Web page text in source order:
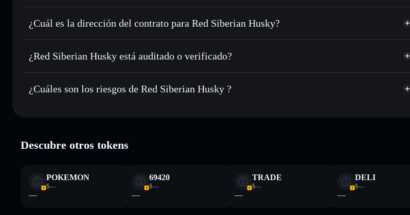
Enviar de forma privada: transferir KOVU sin vincular públicamente las carteras usando el agregador de
privacidad integrado de Solflare
Holdear de forma segura: almacenar KOVU en una cartera sin custodia donde tú controla tus claves privadas
Red Siberian Husky cartera sin custodia Solflare
¿Cuál es la dirección del contrato para Red Siberian Husky?
Red Siberian Husky
Acud16jqA9j1Hc83JrHYeiN2BpK8LYYQ1h6FGnYrpump
cartera Solflare
¿Red Siberian Husky está auditado o verificado?
Red Siberian Husky no está verificado actualmente
¿Cuáles son los riesgos de Red Siberian Husky ?
Descubre otros tokens
POKEMON
$—
—
69420
$—
—
TRADE
$—
—
DELI
$—
—